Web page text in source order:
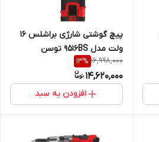
پیچ گوشتی شارژی براشلس 16
ولت مدل 9516BS توسن
16,998,000
13%
14,620,000
افزودن به سبد